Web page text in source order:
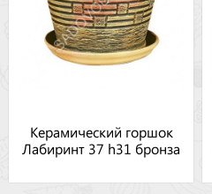
Керамический горшок
Лабиринт 37 h31 бронза